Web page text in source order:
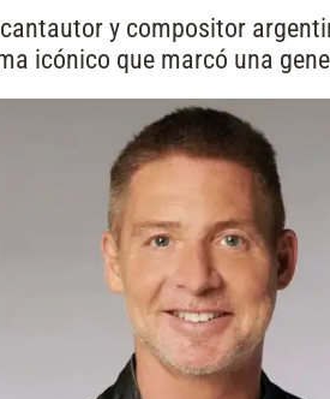
y compositor
icónico que marcó una